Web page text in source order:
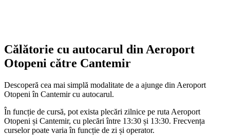
Călătorie cu autocarul din Aeroport
Otopeni către Cantemir
Descoperă cea mai simplă modalitate de a ajunge din Aeroport
Otopeni în Cantemir cu autocarul.
În funcție de cursă, pot exista plecări zilnice pe ruta Aeroport
Otopeni și Cantemir, cu plecări între 13:30 și 13:30. Frecvența
curselor poate varia în funcție de zi și operator.